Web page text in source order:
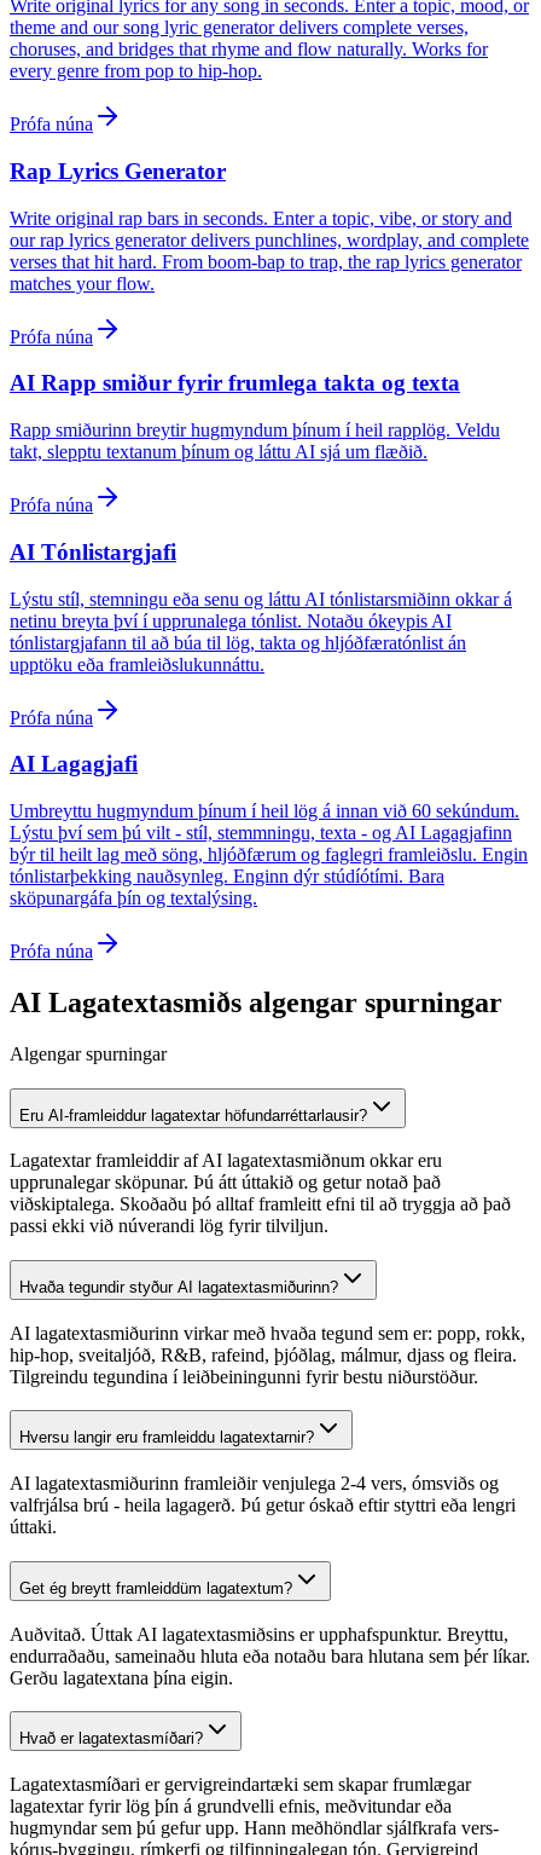
Write original lyrics for any song in seconds. Enter a topic, mood, or
theme and our song lyric generator delivers complete verses,
choruses, and bridges that rhyme and flow naturally. Works for
every genre from pop to hip-hop.
Prófa núna
Rap Lyrics Generator
Write original rap bars in seconds. Enter a topic, vibe, or story and
our rap lyrics generator delivers punchlines, wordplay, and complete
verses that hit hard. From boom-bap to trap, the rap lyrics generator
matches your flow.
Prófa núna
AI Rapp smiður fyrir frumlega takta og texta
Rapp smiðurinn breytir hugmyndum þínum í heil rapplög. Veldu
takt, slepptu textanum þínum og láttu AI sjá um flæðið.
Prófa núna
AI Tónlistargjafi
Lýstu stíl, stemningu eða senu og láttu AI tónlistarsmiðinn okkar á
netinu breyta því í upprunalega tónlist. Notaðu ókeypis AI
tónlistargjafann til að búa til lög, takta og hljóðfæratónlist án
upptöku eða framleiðslukunnáttu.
Prófa núna
AI Lagagjafi
Umbreyttu hugmyndum þínum í heil lög á innan við 60 sekúndum.
Lýstu því sem þú vilt - stíl, stemmningu, texta - og AI Lagagjafinn
býr til heilt lag með söng, hljóðfærum og faglegri framleiðslu. Engin
tónlistarþekking nauðsynleg. Enginn dýr stúdíótími. Bara
sköpunargáfa þín og textalýsing.
Prófa núna
AI Lagatextasmiðs algengar spurningar
Algengar spurningar
Eru AI-framleiddur lagatextar höfundarréttarlausir?
Lagatextar framleiddir af AI lagatextasmiðnum okkar eru
upprunalegar sköpunar. Þú átt úttakið og getur notað það
viðskiptalega. Skoðaðu þó alltaf framleitt efni til að tryggja að það
passi ekki við núverandi lög fyrir tilviljun.
Hvaða tegundir styður AI lagatextasmiðurinn?
AI lagatextasmiðurinn virkar með hvaða tegund sem er: popp, rokk,
hip-hop, sveitaljóð, R&B, rafeind, þjóðlag, málmur, djass og fleira.
Tilgreindu tegundina í leiðbeiningunni fyrir bestu niðurstöður.
Hversu langir eru framleiddu lagatextarnir?
AI lagatextasmiðurinn framleiðir venjulega 2-4 vers, ómsviðs og
valfrjálsa brú - heila lagagerð. Þú getur óskað eftir styttri eða lengri
úttaki.
Get ég breytt framleiddüm lagatextum?
Auðvitað. Úttak AI lagatextasmiðsins er upphafspunktur. Breyttu,
endurraðaðu, sameinaðu hluta eða notaðu bara hlutana sem þér líkar.
Gerðu lagatextana þína eigin.
Hvað er lagatextasmíðari?
Lagatextasmíðari er gervigreindartæki sem skapar frumlægar
lagatextar fyrir lög þín á grundvelli efnis, meðvitundar eða
hugmyndar sem þú gefur upp. Hann meðhöndlar sjálfkrafa vers-
kórus-byggingu, rímkerfi og tilfinningalegan tón. Gervigreind